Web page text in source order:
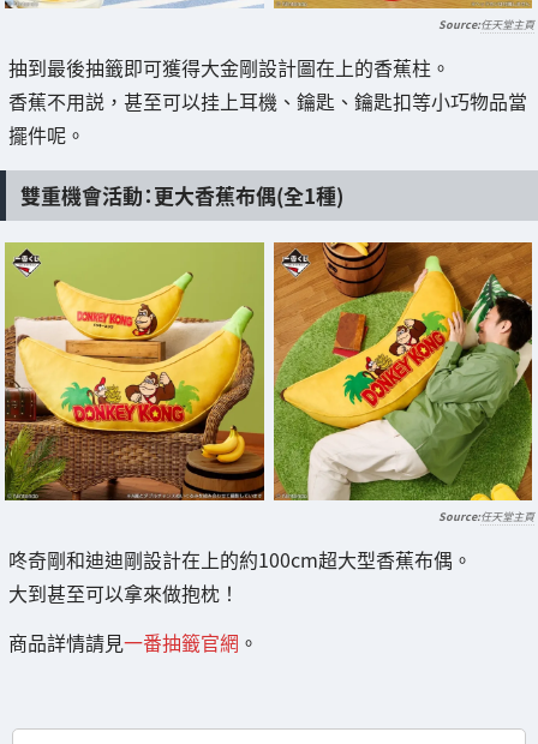
任天堂主頁
抽到最後抽籤即可獲得大金剛設計圖在上的香蕉柱。
香蕉不用説，甚至可以挂上耳機、鑰匙、鑰匙扣等小巧物品當
擺件呢。
雙重機會活動：更大香蕉布偶(全1種)
任天堂主頁
咚奇剛和迪迪剛設計在上的約100cm超大型香蕉布偶。
大到甚至可以拿來做抱枕！
商品詳情請見一番抽籤官網 。